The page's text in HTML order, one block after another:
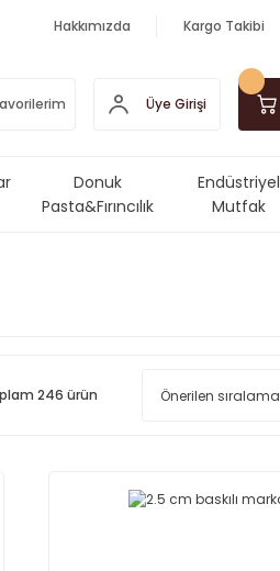
Hakkımızda Kargo Takibi
Üye Girişi
Donuk
Pasta&Fırıncılık
Endüstriyel
Mutfak
246 ürün